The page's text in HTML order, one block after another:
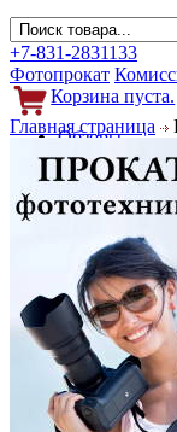
+7-831-2831133
Фотопрокат
Корзина пуста.
Обзоры
Фото и
Гаджеты
Слухи
Услуги
Прокат
Выкуп и
Покупателям
Главная страница